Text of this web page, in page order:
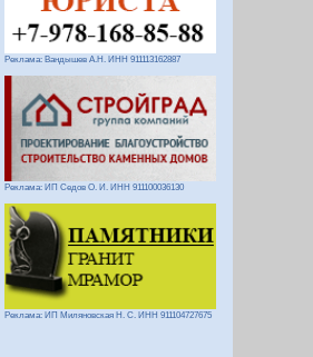
Реклама: Вандышев А.Н. ИНН 911113162887
Реклама: ИП Седов О. И. ИНН 911100036130
Реклама: ИП Миляновская Н. С. ИНН 911104727675